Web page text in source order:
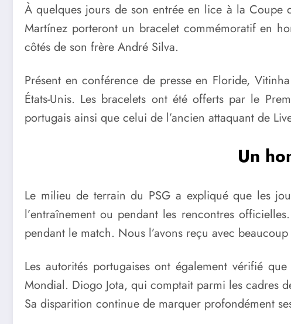
À quelques jours de son entrée en lice à la Coupe
Martínez porteront un bracelet commémoratif en
côtés de son frère André Silva.
Présent en conférence de presse en Floride,
États-Unis. Les bracelets ont été offerts par le
portugais ainsi que celui de l’ancien attaquant de
Un
Le milieu de terrain du PSG a expliqué que les
l’entraînement ou pendant les rencontres
pendant le match. Nous l’avons reçu avec
Les autorités portugaises ont également vérifié
Mondial. Diogo Jota, qui comptait parmi les cadres
Sa disparition continue de marquer profondément